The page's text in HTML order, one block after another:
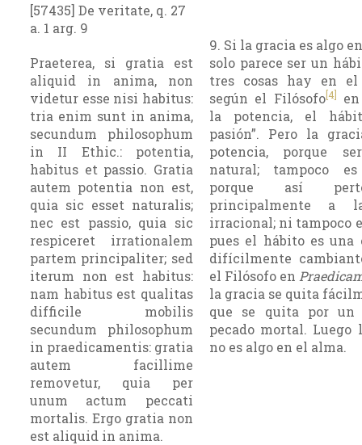
[57435] De veritate, q. 27
a. 1 arg. 9
Praeterea, si gratia est
aliquid in anima, non
videtur esse nisi habitus:
tria enim sunt in anima,
secundum philosophum
in II Ethic.: potentia,
habitus et passio. Gratia
autem potentia non est,
quia sic esset naturalis;
nec est passio, quia sic
respiceret irrationalem
partem principaliter; sed
iterum non est habitus:
nam habitus est qualitas
difficile mobilis
secundum philosophum
in praedicamentis: gratia
autem facillime
removetur, quia per
unum actum peccati
mortalis. Ergo gratia non
est aliquid in anima.
9. Si la gracia es algo
solo parece ser un
tres cosas hay en
según el Filósofo[4]
la potencia, el
pasión”. Pero la
potencia, porque
natural; tampoco es
porque así
principalmente a
irracional; ni tampoco
pues el hábito es una
difícilmente
el Filósofo en
la gracia se quita
que se quita por un
pecado mortal. Luego
no es algo en el alma.